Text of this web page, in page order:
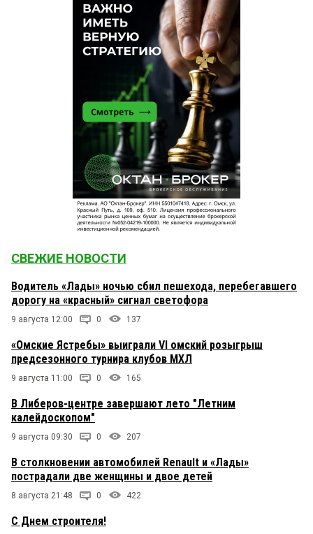
СВЕЖИЕ НОВОСТИ
Водитель «Лады» ночью сбил пешехода, перебегавшего
дорогу на «красный» сигнал светофора
9 августа 12:00 0 137
«Омские Ястребы» выиграли VI омский розыгрыш
предсезонного турнира клубов МХЛ
9 августа 11:00 0 165
В Либеров-центре завершают лето "Летним
калейдоскопом"
9 августа 09:30 0 207
В столкновении автомобилей Renault и «Лады»
пострадали две женщины и двое детей
8 августа 21:48 0 422
С Днем строителя!